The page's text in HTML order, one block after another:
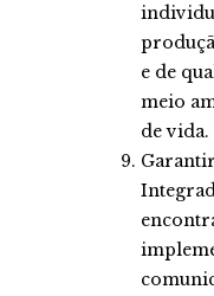
e de
meio
de vida.